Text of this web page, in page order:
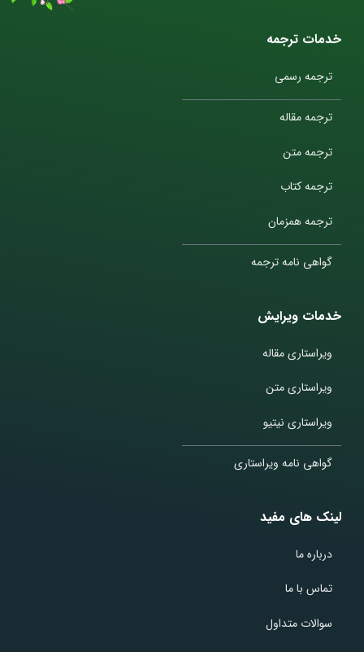
خدمات ترجمه
ترجمه رسمی
ترجمه مقاله
ترجمه متن
ترجمه کتاب
ترجمه همزمان
گواهی نامه ترجمه
خدمات ویرایش
ویراستاری مقاله
ویراستاری متن
ویراستاری نیتیو
گواهی نامه ویراستاری
لینک های مفید
درباره ما
تماس با ما
سوالات متداول